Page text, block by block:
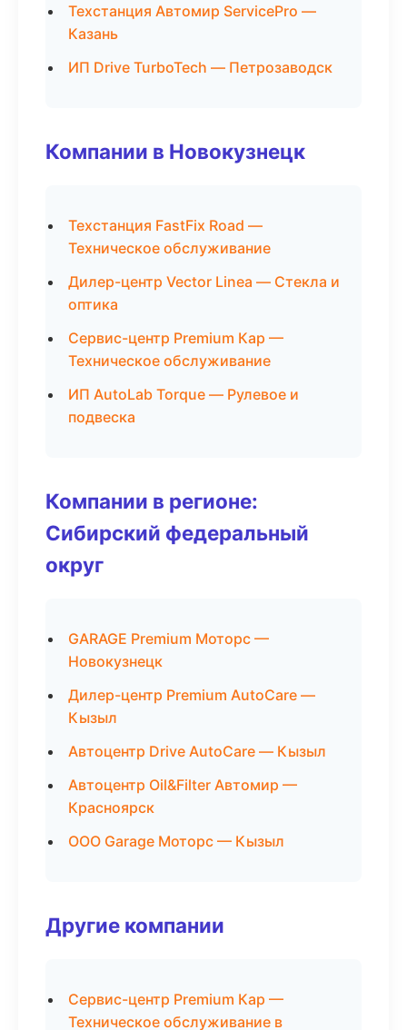
Техстанция Автомир ServicePro —
Казань
ИП Drive TurboTech — Петрозаводск
Компании в Новокузнецк
Техстанция FastFix Road —
Техническое обслуживание
Дилер-центр Vector Linea — Стекла и
оптика
Сервис-центр Premium Кар —
Техническое обслуживание
ИП AutoLab Torque — Рулевое и
подвеска
Компании в регионе:
Сибирский федеральный
округ
GARAGE Premium Моторс —
Новокузнецк
Дилер-центр Premium AutoCare —
Кызыл
Автоцентр Drive AutoCare — Кызыл
Автоцентр Oil&Filter Автомир —
Красноярск
ООО Garage Моторс — Кызыл
Другие компании
Сервис-центр Premium Кар —
Техническое обслуживание в